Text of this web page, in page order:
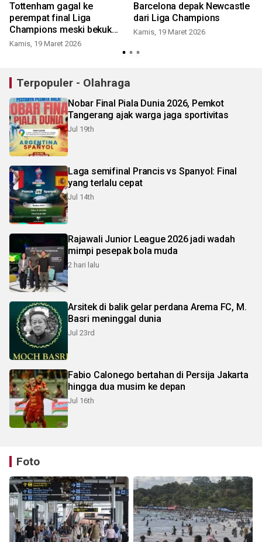
Tottenham gagal ke
perempat final Liga
Champions meski bekuk
Atletico
Kamis, 19 Maret 2026
Barcelona depak Newcastle
dari Liga Champions
Kamis, 19 Maret 2026
Terpopuler - Olahraga
Nobar Final Piala Dunia 2026, Pemkot
Tangerang ajak warga jaga sportivitas
Jul 19th
Laga semifinal Prancis vs Spanyol: Final
yang terlalu cepat
Jul 14th
Rajawali Junior League 2026 jadi wadah
mimpi pesepak bola muda
2 hari lalu
Arsitek di balik gelar perdana Arema FC, M.
Basri meninggal dunia
Jul 23rd
Fabio Calonego bertahan di Persija Jakarta
hingga dua musim ke depan
Jul 16th
Foto